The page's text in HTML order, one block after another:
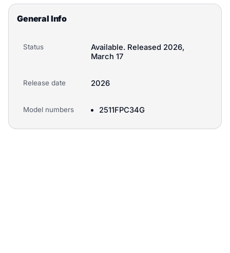
General Info
Status
Available. Released 2026,
March 17
Release date 2026
Model numbers 2511FPC34G